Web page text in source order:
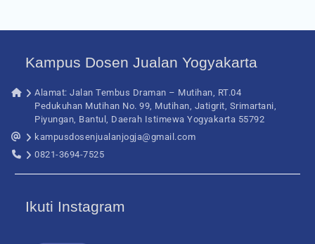
Kampus Dosen Jualan Yogyakarta
Alamat: Jalan Tembus Draman – Mutihan, RT.04
Pedukuhan Mutihan No. 99, Mutihan, Jatigrit, Srimartani,
Piyungan, Bantul, Daerah Istimewa Yogyakarta 55792
kampusdosenjualanjogja@gmail.com
0821-3694-7525
Ikuti Instagram